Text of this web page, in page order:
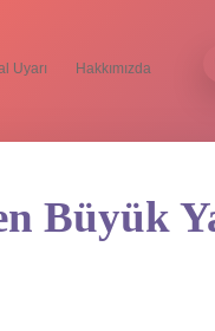
Uyarı Hakkımızda
Büyük